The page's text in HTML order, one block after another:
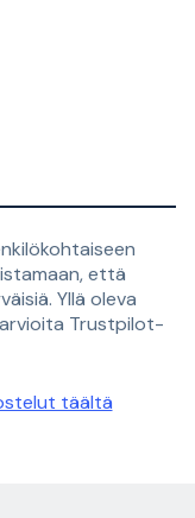
että
Yllä oleva
Trustpilot-
täältä